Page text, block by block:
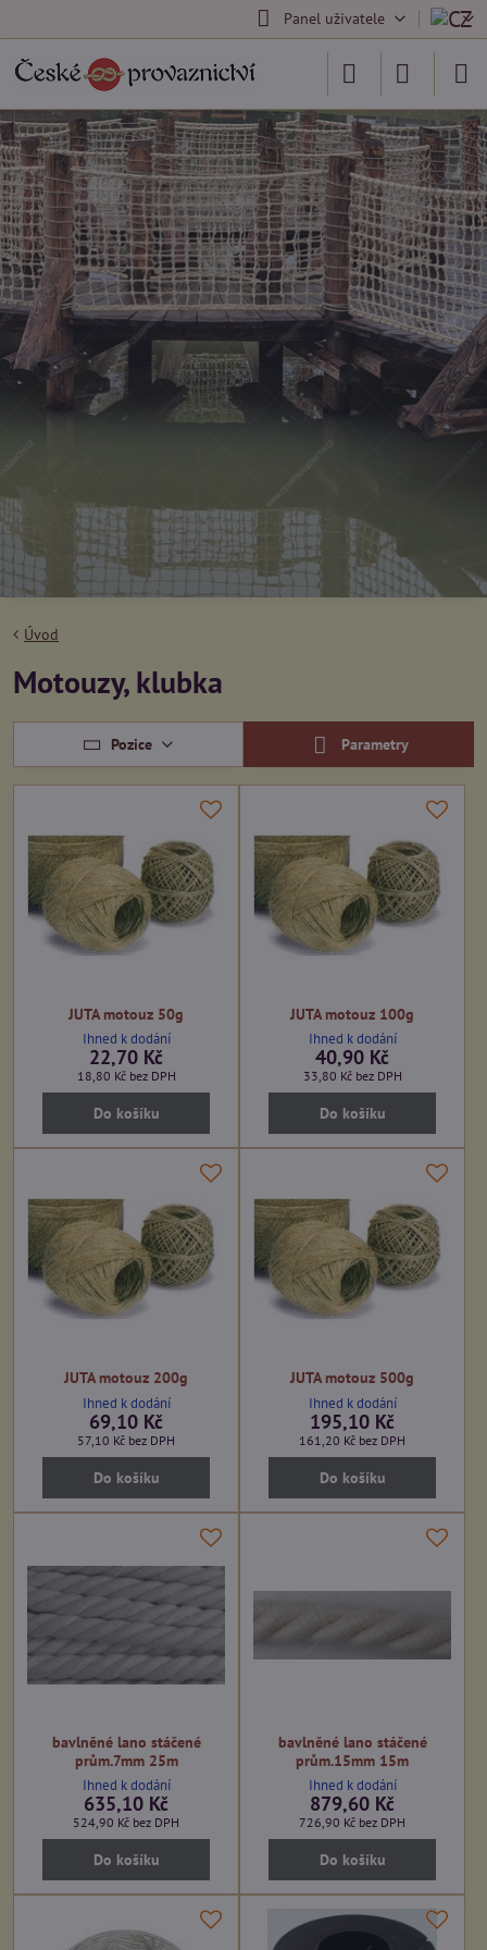
Panel uživatele
Úvod
Motouzy, klubka
Pozice Parametry
JUTA motouz 50g
Ihned k dodání
22,70 Kč
18,80 Kč bez DPH
Do košíku
JUTA motouz 100g
Ihned k dodání
40,90 Kč
33,80 Kč bez DPH
Do košíku
JUTA motouz 200g
Ihned k dodání
69,10 Kč
57,10 Kč bez DPH
Do košíku
JUTA motouz 500g
Ihned k dodání
195,10 Kč
161,20 Kč bez DPH
Do košíku
bavlněné lano stáčené
prům.7mm 25m
Ihned k dodání
635,10 Kč
524,90 Kč bez DPH
Do košíku
bavlněné lano stáčené
prům.15mm 15m
Ihned k dodání
879,60 Kč
726,90 Kč bez DPH
Do košíku